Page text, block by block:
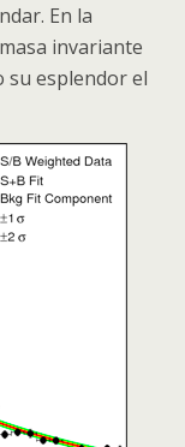
En la
invariante
su esplendor el